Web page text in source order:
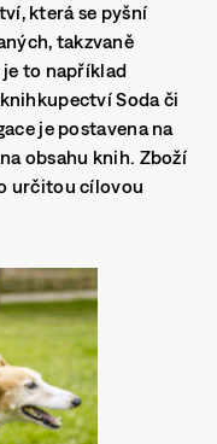
která se pyšní
takzvaně
je to například
Soda či
je postavena na
obsahu knih. Zboží
určitou cílovou